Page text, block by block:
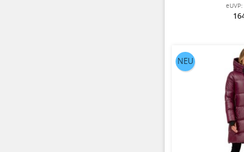
eUVP:
NEU